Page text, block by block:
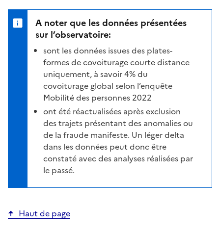
A noter que les données présentées
sur l’observatoire:
sont les données issues des plates-
formes de covoiturage courte distance
uniquement, à savoir 4% du
covoiturage global selon l’enquête
Mobilité des personnes 2022
ont été réactualisées après exclusion
des trajets présentant des anomalies ou
de la fraude manifeste. Un léger delta
dans les données peut donc être
constaté avec des analyses réalisées par
le passé.
Haut de page